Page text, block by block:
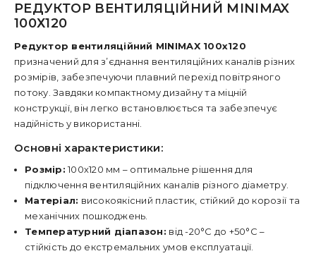
РЕДУКТОР ВЕНТИЛЯЦІЙНИЙ MINIMAX
100Х120
Редуктор вентиляційний MINIMAX 100х120
призначений для з’єднання вентиляційних каналів різних
розмірів, забезпечуючи плавний перехід повітряного
потоку. Завдяки компактному дизайну та міцній
конструкції, він легко встановлюється та забезпечує
надійність у використанні.
Основні характеристики:
Розмір: 100х120 мм – оптимальне рішення для
підключення вентиляційних каналів різного діаметру.
Матеріал: високоякісний пластик, стійкий до корозії та
механічних пошкоджень.
Температурний діапазон: від -20°C до +50°C –
стійкість до екстремальних умов експлуатації.